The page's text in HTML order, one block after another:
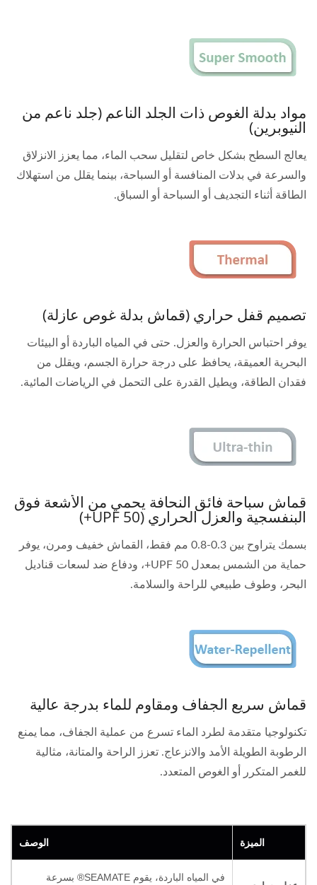
مواد بدلة الغوص ذات الجلد الناعم (جلد ناعم من
النيوبرين)
يعالج السطح بشكل خاص لتقليل سحب الماء، مما يعزز الانزلاق
والسرعة في بدلات المنافسة أو السباحة، بينما يقلل من استهلاك
الطاقة أثناء التجديف أو السباحة أو السباق.
تصميم قفل حراري (قماش بدلة غوص عازلة)
يوفر احتباس الحرارة والعزل. حتى في المياه الباردة أو البيئات
البحرية العميقة، يحافظ على درجة حرارة الجسم، ويقلل من
فقدان الطاقة، ويطيل القدرة على التحمل في الرياضات المائية.
قماش سباحة فائق النحافة يحمي من الأشعة فوق
البنفسجية والعزل الحراري (UPF 50+)
بسمك يتراوح بين 0.3-0.8 مم فقط، القماش خفيف ومرن، يوفر
حماية من الشمس بمعدل UPF 50+، ودفاع ضد لسعات قناديل
البحر، وطوف طبيعي للراحة والسلامة.
قماش سريع الجفاف ومقاوم للماء بدرجة عالية
تكنولوجيا متقدمة لطرد الماء تسرع من عملية الجفاف، مما يمنع
الرطوبة الطويلة الأمد والانزعاج. تعزز الراحة والمتانة، مثالية
للغمر المتكرر أو الغوص المتعدد.
الميزة الوصف
في المياه الباردة، يقوم SEAMATE® بسرعة